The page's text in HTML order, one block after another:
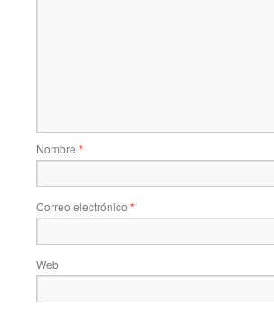
Nombre *
Correo electrónico *
Web